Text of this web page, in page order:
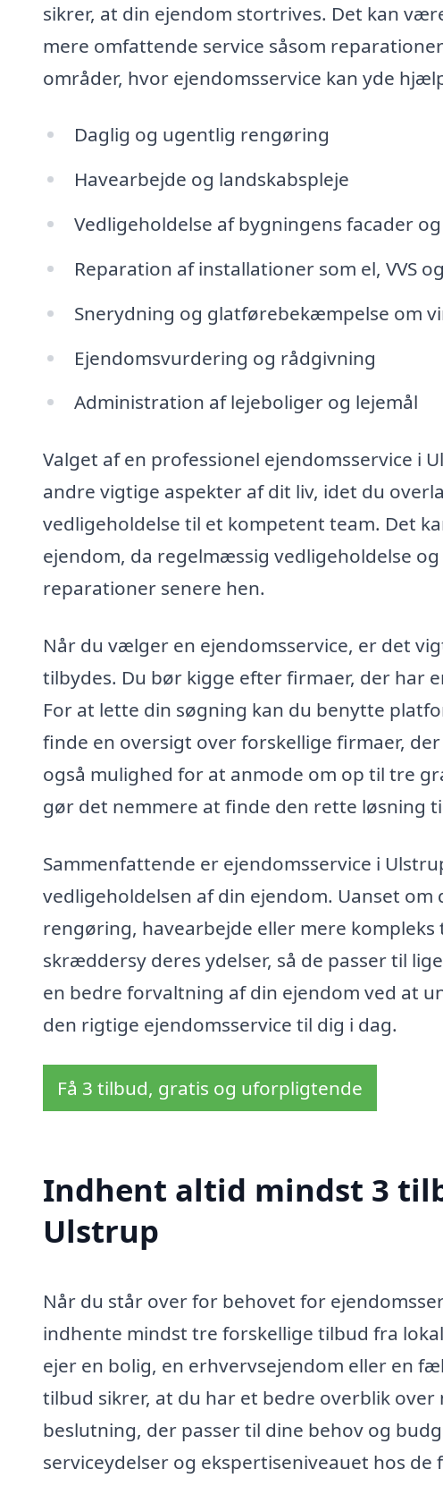
sikrer, at din ejendom stortrives. Det kan
mere omfattende service såsom
områder, hvor ejendomsservice kan yde
Daglig og ugentlig rengøring
Havearbejde og landskabspleje
Vedligeholdelse af bygningens facader
Reparation af installationer som el, VVS
Snerydning og glatførebekæmpelse om
Ejendomsvurdering og rådgivning
Administration af lejeboliger og lejemål
Valget af en professionel ejendomsservice i
andre vigtige aspekter af dit liv, idet du
vedligeholdelse til et kompetent team. Det
ejendom, da regelmæssig vedligeholdelse
reparationer senere hen.
Når du vælger en ejendomsservice, er det
tilbydes. Du bør kigge efter firmaer, der har
For at lette din søgning kan du benytte
finde en oversigt over forskellige firmaer,
også mulighed for at anmode om op til tre
gør det nemmere at finde den rette løsning
Sammenfattende er ejendomsservice i
vedligeholdelsen af din ejendom. Uanset
rengøring, havearbejde eller mere
skræddersy deres ydelser, så de passer til
en bedre forvaltning af din ejendom ved at
den rigtige ejendomsservice til dig i dag.
Få 3 tilbud, gratis og uforpligtende
Indhent altid mindst 3
Ulstrup
Når du står over for behovet for
indhente mindst tre forskellige tilbud fra
ejer en bolig, en erhvervsejendom eller en
tilbud sikrer, at du har et bedre overblik
beslutning, der passer til dine behov og
serviceydelser og ekspertiseniveauet hos de